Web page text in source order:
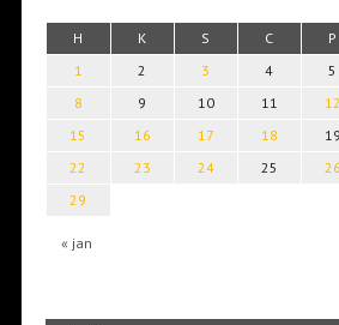
H K S C P
« jan
1 2 3 4 5
8
9 10 11 12
15
16 17 18 19
22
23 24 25 26
29